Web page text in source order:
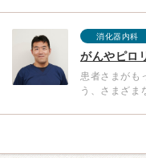
消化器内科
がんやピロ
患者さまがも
う、さまざま